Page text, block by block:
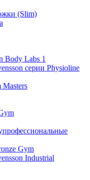
(Slim)
Body Labs 1
серии Physioline
Gym
Industrial